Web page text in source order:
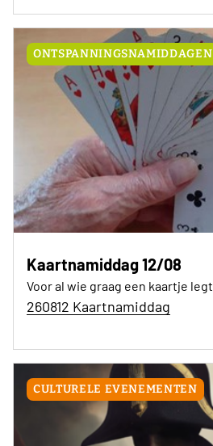
ONTSPANNINGSNAMIDDAGEN
Kaartnamiddag 12/08
Voor al wie graag een kaartje legt.
260812 Kaartnamiddag
CULTURELE EVENEMENTEN